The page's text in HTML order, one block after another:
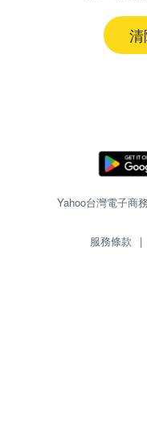
Yahoo台灣電子商
服務條款 |